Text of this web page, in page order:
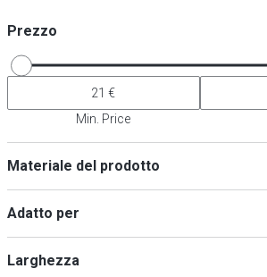
Prezzo
Min. Price
Materiale del prodotto
Acciaio(
Adatto per
Induzione
Larghezza